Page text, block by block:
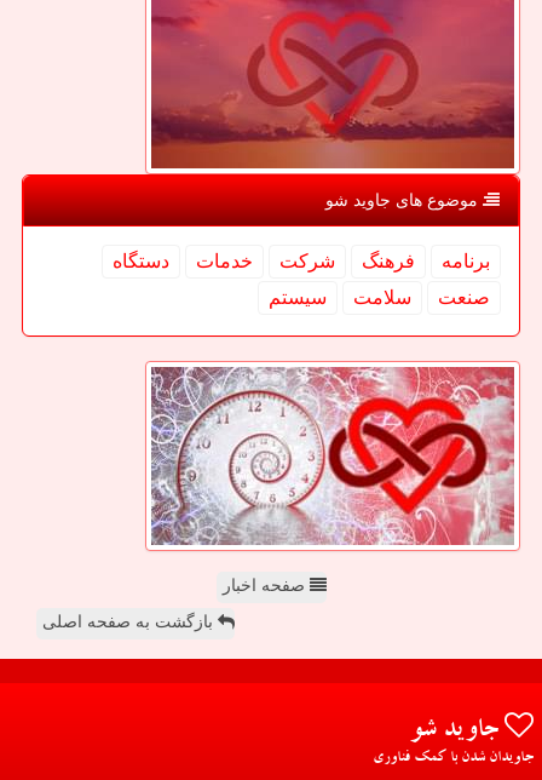
موضوع های جاوید شو
برنامه فرهنگ شركت خدمات
دستگاه
صنعت
سلامت سیستم
صفحه اخبار
بازگشت به صفحه اصلی
جاوید شو
جاویدان شدن با کمک فناوری